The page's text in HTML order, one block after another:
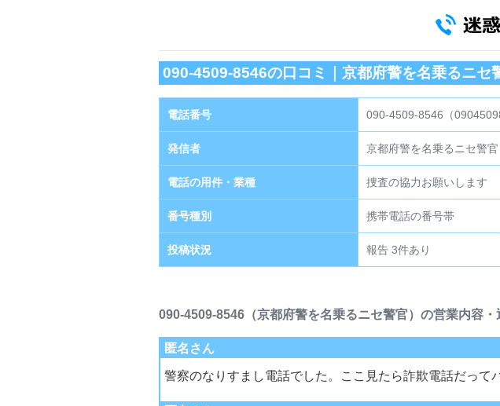
090-4509-8546の口コミ｜京都府警を名乗るニセ
電話番号 090-4509-8546（
発信者 京都府警を名乗るニセ警官
電話の用件・業種 捜査の協力お願いします
番号種別 携帯電話の番号帯
投稿状況 報告 3件あり
090-4509-8546（京都府警を名乗るニセ警官）の営業内容・
匿名さん
警察のなりすまし電話でした。ここ見たら詐欺電話だって